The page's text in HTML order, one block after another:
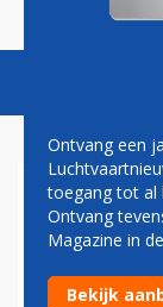
Dik 12.000
Ontvang een
toegang tot al
Ontvang
Magazine in
Bekijk